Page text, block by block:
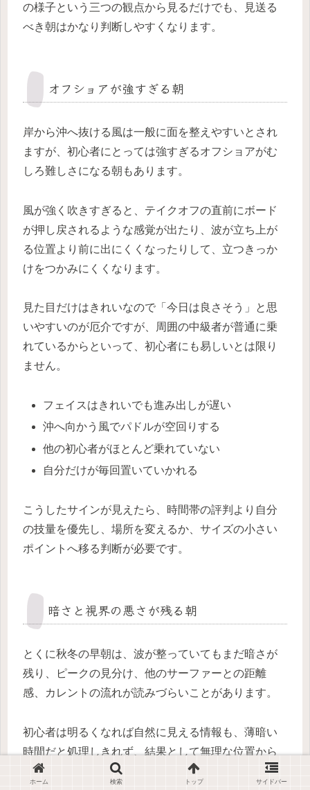
の様子という三つの観点から見るだけでも、見送る
べき朝はかなり判断しやすくなります。
オフショアが強すぎる朝
岸から沖へ抜ける風は一般に面を整えやすいとされ
ますが、初心者にとっては強すぎるオフショアがむ
しろ難しさになる朝もあります。
風が強く吹きすぎると、テイクオフの直前にボード
が押し戻されるような感覚が出たり、波が立ち上が
る位置より前に出にくくなったりして、立つきっか
けをつかみにくくなります。
見た目だけはきれいなので「今日は良さそう」と思
いやすいのが厄介ですが、周囲の中級者が普通に乗
れているからといって、初心者にも易しいとは限り
ません。
フェイスはきれいでも進み出しが遅い
沖へ向かう風でパドルが空回りする
他の初心者がほとんど乗れていない
自分だけが毎回置いていかれる
こうしたサインが見えたら、時間帯の評判より自分
の技量を優先し、場所を変えるか、サイズの小さい
ポイントへ移る判断が必要です。
暗さと視界の悪さが残る朝
とくに秋冬の早朝は、波が整っていてもまだ暗さが
残り、ピークの見分け、他のサーファーとの距離
感、カレントの流れが読みづらいことがあります。
初心者は明るくなれば自然に見える情報も、薄暗い
時間だと処理しきれず、結果として無理な位置から
出たり、戻るルートを見失ったりしやすくなりま
ホーム 検索 トップ サイドバー